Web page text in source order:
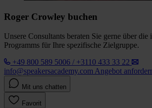
Roger Crowley buchen
Unsere Consultants beraten Sie gerne über die
Programms für Ihre spezifische Zielgruppe.
+49 800 589 5006 / +3110 433 33 22
info@speakersacademy.com Angebot
Mit uns chatten
Favorit